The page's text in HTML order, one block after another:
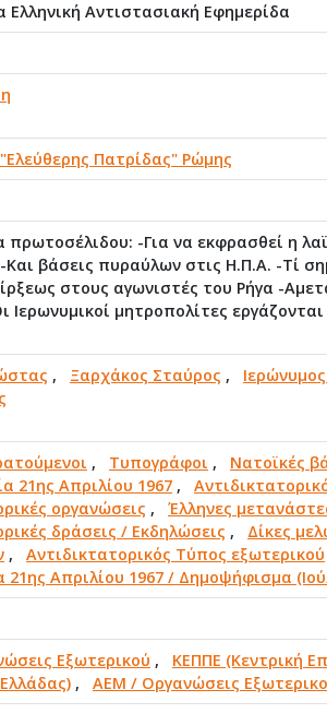
Ελληνική Αντιστασιακή Εφημερίδα
Πατρίδας" Ρώμης
πρωτοσέλιδου: -Για να εκφρασθεί η
Και βάσεις πυραύλων στις Η.Π.Α. -Τί
στους αγωνιστές του Ρήγα -
Ιερωνυμικοί μητροπολίτες
, Ξαρχάκος Σταύρος ,
, Τυπογράφοι , Νατοϊκές
21ης Απριλίου 1967 ,
οργανώσεις , Έλληνες
δράσεις / Εκδηλώσεις , Δίκες
, Αντιδικτατορικός Τύπος εξωτερικού
21ης Απριλίου 1967 / Δημοψήφισμα
Εξωτερικού , ΚΕΠΠΕ (Κεντρική
, ΑΕΜ / Οργανώσεις